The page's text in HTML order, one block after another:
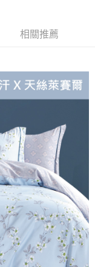
用無須另外申請。
認頁面所載為準。
通過，訂單將自動取
你分期系統評分，恕無
結算日後寄送繳費提
大直營門市／銀行轉
稱本公司）所提供，讓
商店將買賣／分期付款
交帳款。
的，商店將以您的個人
項蒐集、處理及利用，
對及更正。
userRule
方式。 讓您購物簡單
至「AFTEE先享後付」
帳。
結，可透過四大超商／
完成。
需要取消訂單，請聯絡
效，需透過AFTEE先享
顯示為準，若有關於
聯繫「AFTEE先享後付
support/home
相關推薦